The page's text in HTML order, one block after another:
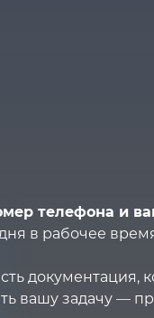
телефона и
в рабочее
документация,
вашу задачу —